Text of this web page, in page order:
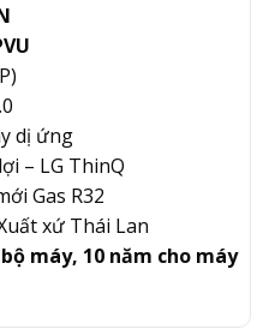
dị ứng
– LG ThinQ
Gas R32
xứ Thái Lan
máy, 10 năm cho máy